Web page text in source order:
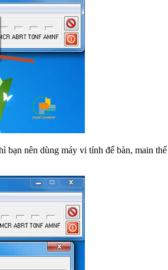
nên dùng máy vi tính để bàn, main